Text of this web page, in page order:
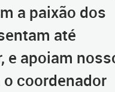
a paixão dos
até
e apoiam
coordenador